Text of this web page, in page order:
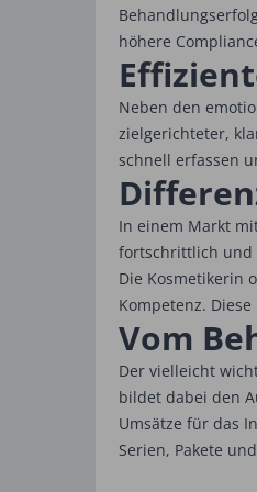
höhere
Neben den
zielgerichteter,
schnell erfassen
In einem Markt
fortschrittlich
Die Kosmetikerin
Kompetenz.
Vom
Der vielleicht
bildet dabei den
Umsätze für das
Serien, Pakete